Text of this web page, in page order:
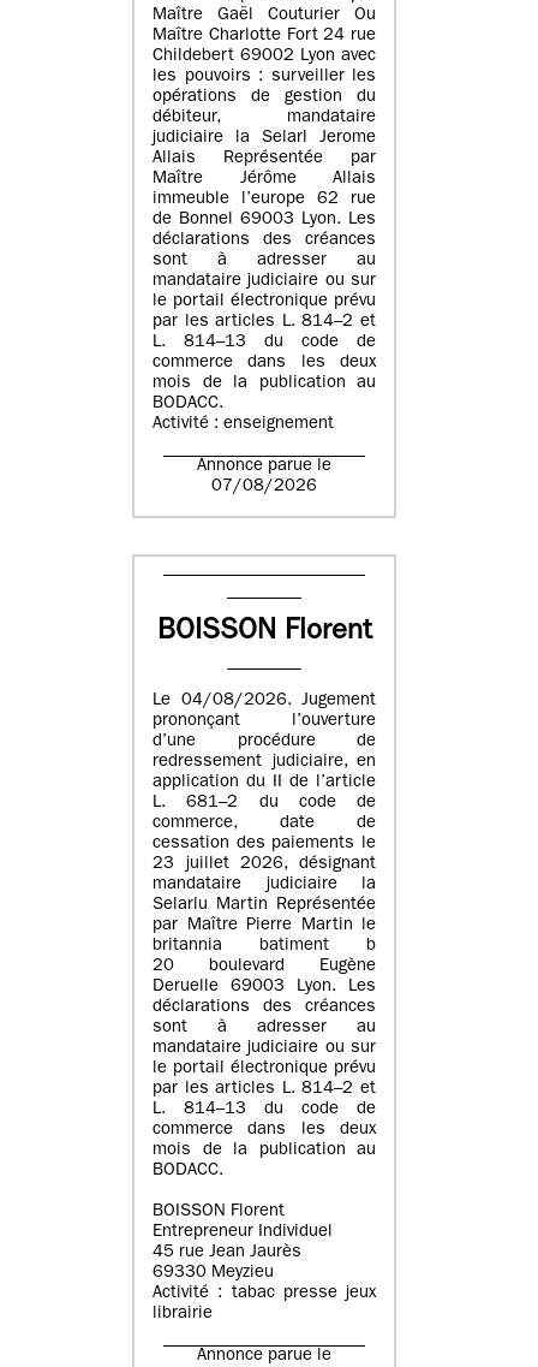
Maître Gaël Couturier Ou
Maître Charlotte Fort 24 rue
Childebert 69002 Lyon avec
les pouvoirs : surveiller les
opérations de gestion du
débiteur, mandataire
judiciaire la Selarl Jerome
Allais Représentée par
Maître Jérôme Allais
immeuble l’europe 62 rue
de Bonnel 69003 Lyon. Les
déclarations des créances
sont à adresser au
mandataire judiciaire ou sur
le portail électronique prévu
par les articles L. 814–2 et
L. 814–13 du code de
commerce dans les deux
mois de la publication au
BODACC.
Activité : enseignement
Annonce parue le
07/08/2026
BOISSON Florent
Le 04/08/2026. Jugement
prononçant l’ouverture
d’une procédure de
redressement judiciaire, en
application du II de l’article
L. 681–2 du code de
commerce, date de
cessation des paiements le
23 juillet 2026, désignant
mandataire judiciaire la
Selarlu Martin Représentée
par Maître Pierre Martin le
britannia batiment b
20 boulevard Eugène
Deruelle 69003 Lyon. Les
déclarations des créances
sont à adresser au
mandataire judiciaire ou sur
le portail électronique prévu
par les articles L. 814–2 et
L. 814–13 du code de
commerce dans les deux
mois de la publication au
BODACC.
BOISSON Florent
Entrepreneur Individuel
45 rue Jean Jaurès
69330 Meyzieu
Activité : tabac presse jeux
librairie
Annonce parue le